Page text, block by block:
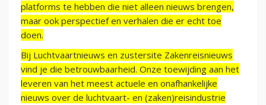
platforms te hebben die niet alleen nieuws brengen,
maar ook perspectief en verhalen die er echt toe
doen.
Bij Luchtvaartnieuws en zustersite Zakenreisnieuws
vind je die betrouwbaarheid. Onze toewijding aan het
leveren van het meest actuele en onafhankelijke
nieuws over de luchtvaart- en (zaken)reisindustrie